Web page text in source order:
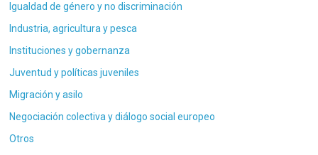
Igualdad de género y no discriminación
Industria, agricultura y pesca
Instituciones y gobernanza
Juventud y políticas juveniles
Migración y asilo
Negociación colectiva y diálogo social europeo
Otros